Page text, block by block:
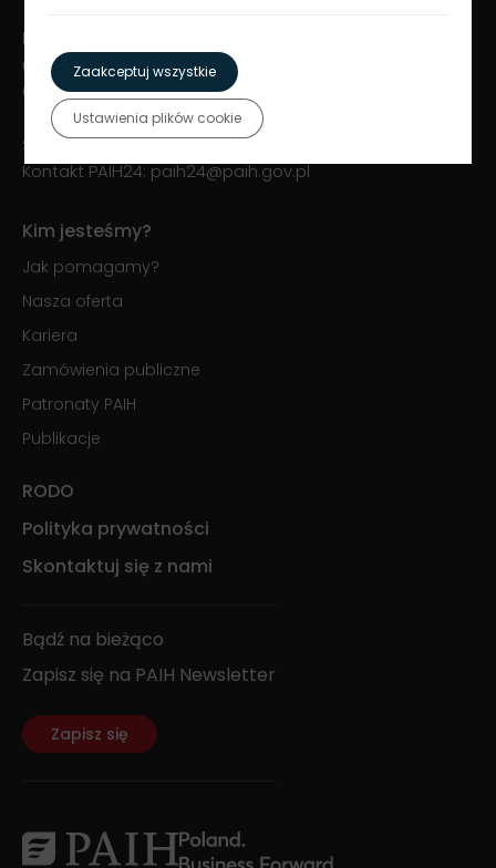
Polska Agencja Inwestycji i Handlu S.A.
ul. Krucza 50
00-025 Warszawa
Serwis PAIH24:+48 22 334 99 55
Kontakt PAIH24:paih24@paih.gov.pl
Kim jesteśmy?
Jak pomagamy?
Nasza oferta
Kariera
Zamówienia publiczne
Patronaty PAIH
Publikacje
RODO
Polityka prywatności
Skontaktuj się z nami
Bądź na bieżąco
Zapisz się na PAIH Newsletter
Zapisz się
Zaakceptuj wszystkie
Ustawienia plików cookie